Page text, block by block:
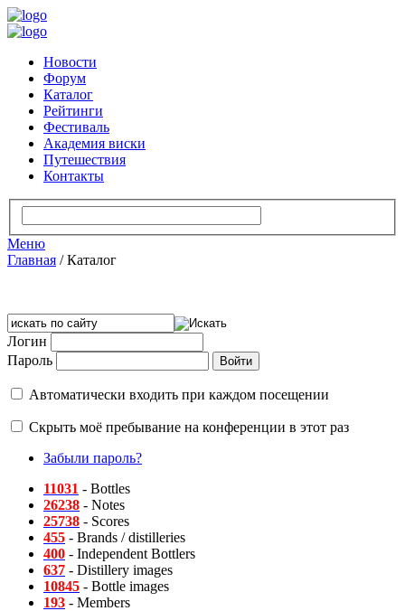
Новости
Форум
Каталог
Рейтинги
Фестиваль
Академия виски
Путешествия
Контакты
Меню
Главная /Каталог
Логин
Пароль
Автоматически входить при каждом посещении
Скрыть моё пребывание на конференции в этот раз
Забыли пароль?
11031 - Bottles
26238 - Notes
25738 - Scores
455 - Brands / distilleries
400 - Independent Bottlers
637 - Distillery images
10845 - Bottle images
193 - Members